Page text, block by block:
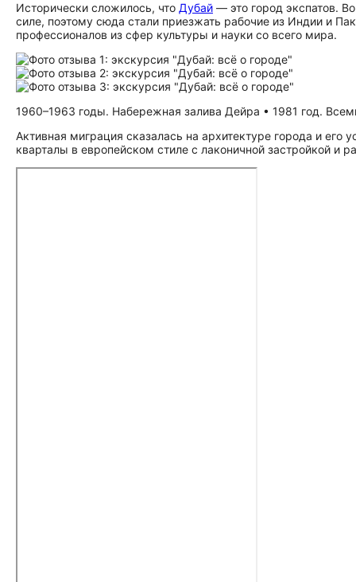
Исторически сложилось, что Дубай — это город экспатов.
силе, поэтому сюда стали приезжать рабочие из Индии и
профессионалов из сфер культуры и науки со всего мира.
1960–1963 годы. Набережная залива Дейра • 1981 год.
Активная миграция сказалась на архитектуре города и его
кварталы в европейском стиле с лаконичной застройкой и